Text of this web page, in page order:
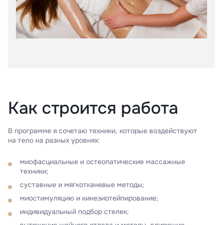
Как строится работа
В программе я сочетаю техники, которые воздействуют
на тело на разных уровнях:
миофасциальные и остеопатические массажные
техники;
суставные и мягкотканевые методы;
миостимуляцию и кинезиотейпирование;
индивидуальный подбор стелек;